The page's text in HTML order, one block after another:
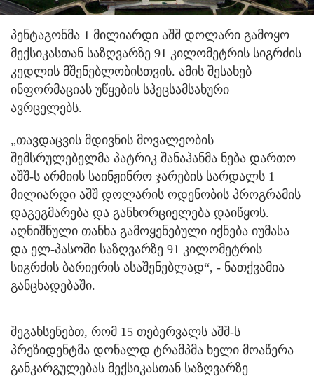
პენტაგონმა 1 მილიარდი აშშ დოლარი გამოყო
მექსიკასთან საზღვარზე 91 კილომეტრის სიგრძის
კედლის მშენებლობისთვის. ამის შესახებ
ინფორმაციას უწყების სპეცსამსახური
ავრცელებს.
„თავდაცვის მდივნის მოვალეობის
შემსრულებელმა პატრიკ შანაჰანმა ნება დართო
აშშ-ს არმიის საინჟინრო ჯარების სარდალს 1
მილიარდი აშშ დოლარის ოდენობის პროგრამის
დაგეგმარება და განხორციელება დაიწყოს.
აღნიშნული თანხა გამოყენებული იქნება იუმასა
და ელ-პასოში საზღვარზე 91 კილომეტრის
სიგრძის ბარიერის ასაშენებლად“, - ნათქვამია
განცხადებაში.
შეგახსენებთ, რომ 15 თებერვალს აშშ-ს
პრეზიდენტმა დონალდ ტრამპმა ხელი მოაწერა
განკარგულებას მექსიკასთან საზღვარზე